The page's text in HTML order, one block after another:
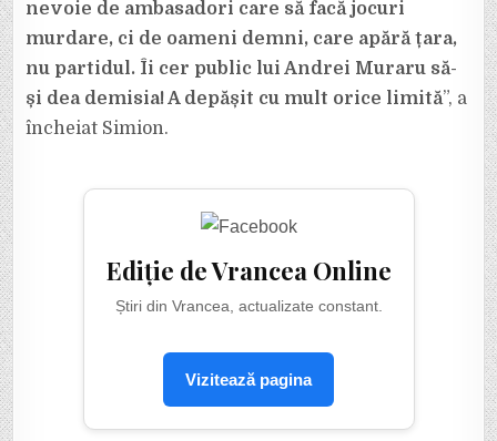
nevoie de ambasadori care să facă jocuri
murdare, ci de oameni demni, care apără țara,
nu partidul. Îi cer public lui Andrei Muraru să-
și dea demisia! A depășit cu mult orice limită”, a
încheiat Simion.
Ediție de Vrancea Online
Știri din Vrancea, actualizate constant.
Vizitează pagina